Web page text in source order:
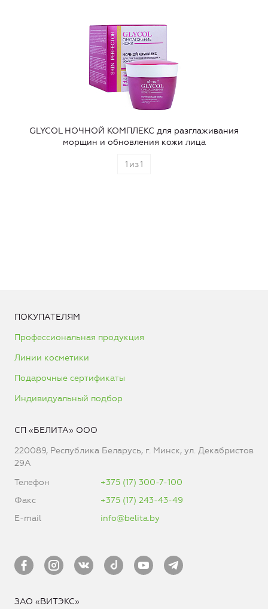
GLYCOL НОЧНОЙ КОМПЛЕКС для разглаживания
морщин и обновления кожи лица
1 из1
ПОКУПАТЕЛЯМ
Профессиональная продукция
Линии косметики
Подарочные сертификаты
Индивидуальный подбор
СП «БЕЛИТА» ООО
220089, Республика Беларусь, г. Минск, ул. Декабристов
29А
Телефон
+375 (17) 300-7-100
Факс
+375 (17) 243-43-49
E-mail
info@belita.by
ЗАО «ВИТЭКС»